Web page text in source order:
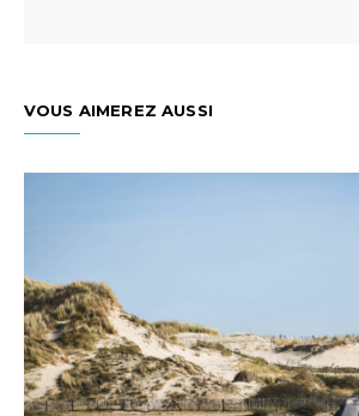
VOUS AIMEREZ AUSSI